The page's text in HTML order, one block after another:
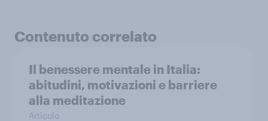
Contenuto correlato
Il benessere mentale in Italia:
abitudini, motivazioni e barriere
alla meditazione
Articolo